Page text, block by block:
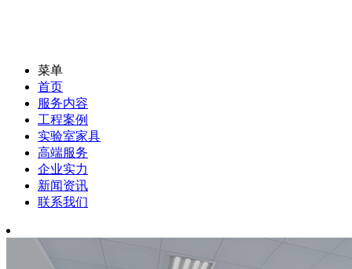
菜单
首页
服务内容
工程案例
实验室家具
高端服务
企业实力
新闻资讯
联系我们